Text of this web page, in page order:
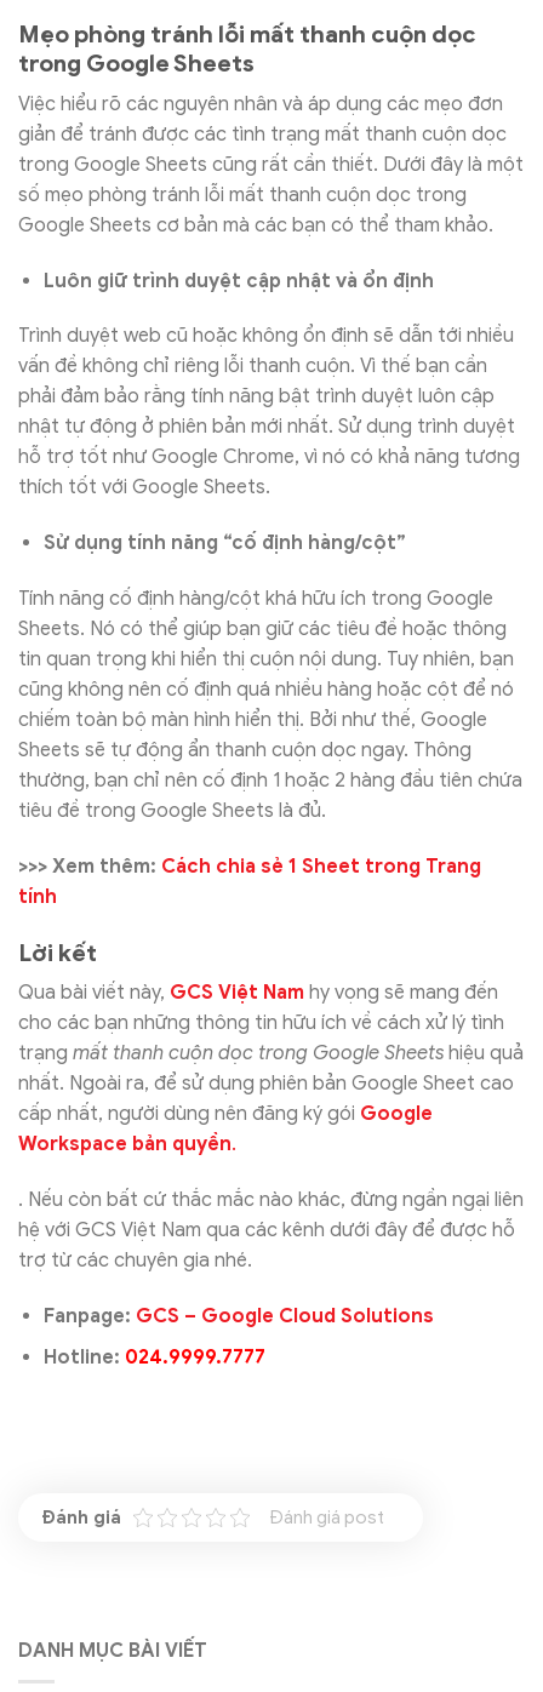
Mẹo phòng tránh lỗi mất thanh cuộn dọc
trong Google Sheets
Việc hiểu rõ các nguyên nhân và áp dụng các mẹo đơn
giản để tránh được các tình trạng mất thanh cuộn dọc
trong Google Sheets cũng rất cần thiết. Dưới đây là một
số mẹo phòng tránh lỗi mất thanh cuộn dọc trong
Google Sheets cơ bản mà các bạn có thể tham khảo.
Luôn giữ trình duyệt cập nhật và ổn định
Trình duyệt web cũ hoặc không ổn định sẽ dẫn tới nhiều
vấn đề không chỉ riêng lỗi thanh cuộn. Vì thế bạn cần
phải đảm bảo rằng tính năng bật trình duyệt luôn cập
nhật tự động ở phiên bản mới nhất. Sử dụng trình duyệt
hỗ trợ tốt như Google Chrome, vì nó có khả năng tương
thích tốt với Google Sheets.
Sử dụng tính năng “cố định hàng/cột”
Tính năng cố định hàng/cột khá hữu ích trong Google
Sheets. Nó có thể giúp bạn giữ các tiêu đề hoặc thông
tin quan trọng khi hiển thị cuộn nội dung. Tuy nhiên, bạn
cũng không nên cố định quá nhiều hàng hoặc cột để nó
chiếm toàn bộ màn hình hiển thị. Bởi như thế, Google
Sheets sẽ tự động ẩn thanh cuộn dọc ngay. Thông
thường, bạn chỉ nên cố định 1 hoặc 2 hàng đầu tiên chứa
tiêu đề trong Google Sheets là đủ.
>>> Xem thêm: Cách chia sẻ 1 Sheet trong Trang
tính
Lời kết
Qua bài viết này, GCS Việt Nam hy vọng sẽ mang đến
cho các bạn những thông tin hữu ích về cách xử lý tình
trạng mất thanh cuộn dọc trong Google Sheets hiệu quả
nhất. Ngoài ra, để sử dụng phiên bản Google Sheet cao
cấp nhất, người dùng nên đăng ký gói Google
Workspace bản quyền.
. Nếu còn bất cứ thắc mắc nào khác, đừng ngần ngại liên
hệ với GCS Việt Nam qua các kênh dưới đây để được hỗ
trợ từ các chuyên gia nhé.
Fanpage: GCS – Google Cloud Solutions
Hotline: 024.9999.7777
Đánh giá post
DANH MỤC BÀI VIẾT